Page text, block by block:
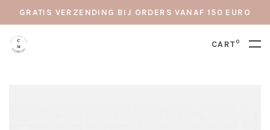
GRATIS VERZENDING BIJ ORDERS VANAF 150 EURO
CART0